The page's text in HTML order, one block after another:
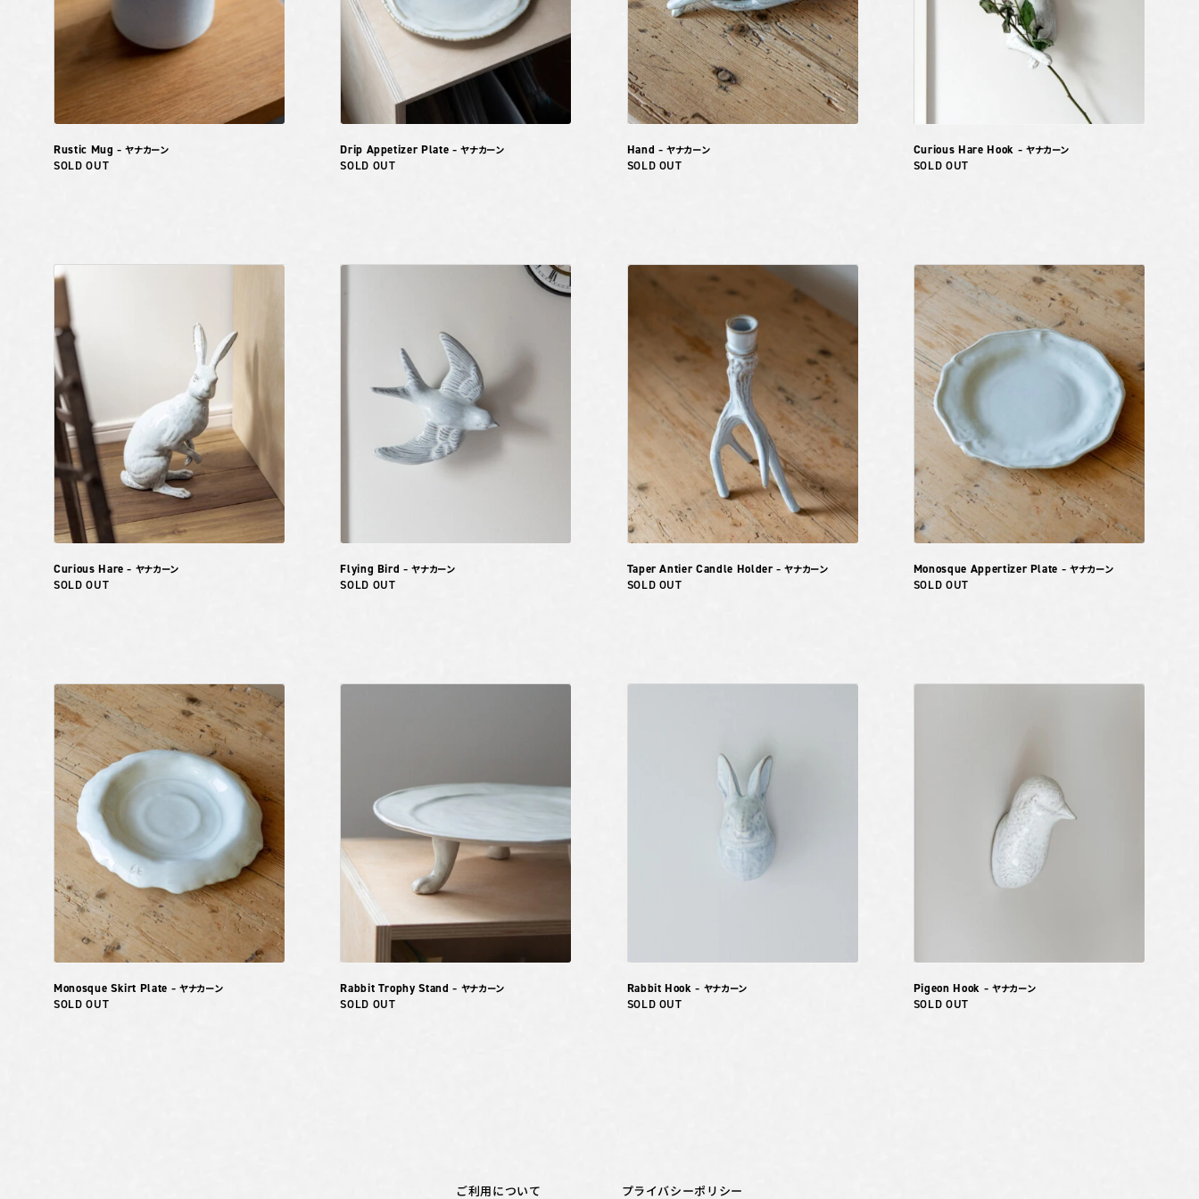
Rustic Mug – ヤナカーン
SOLD OUT
Drip Appetizer Plate – ヤナカーン
SOLD OUT
Hand – ヤナカーン
SOLD OUT
Curious Hare Hook – ヤナカーン
SOLD OUT
Curious Hare – ヤナカーン
SOLD OUT
Flying Bird – ヤナカーン
SOLD OUT
Taper Antier Candle Holder– ヤナカーン
SOLD OUT
Monosque Appertizer Plate – ヤナカーン
SOLD OUT
Monosque Skirt Plate – ヤナカーン
SOLD OUT
Rabbit Trophy Stand – ヤナカーン
SOLD OUT
Rabbit Hook – ヤナカーン
SOLD OUT
Pigeon Hook – ヤナカーン
SOLD OUT
ご利用について プライバシーポリシー